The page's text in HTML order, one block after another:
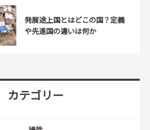
発展途上国とはどこの国？定義
や先進国の違いは何か
カテゴリー